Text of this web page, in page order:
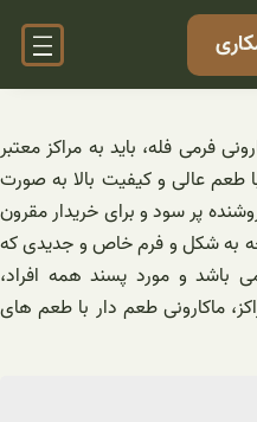
فرمی فله، باید به مراکز معتبر
عالی و کیفیت بالا به صورت
پر سود و برای خریدار مقرون
به شکل و فرم خاص و جدیدی که
باشد و مورد پسند همه افراد،
ماکارونی طعم دار با طعم های